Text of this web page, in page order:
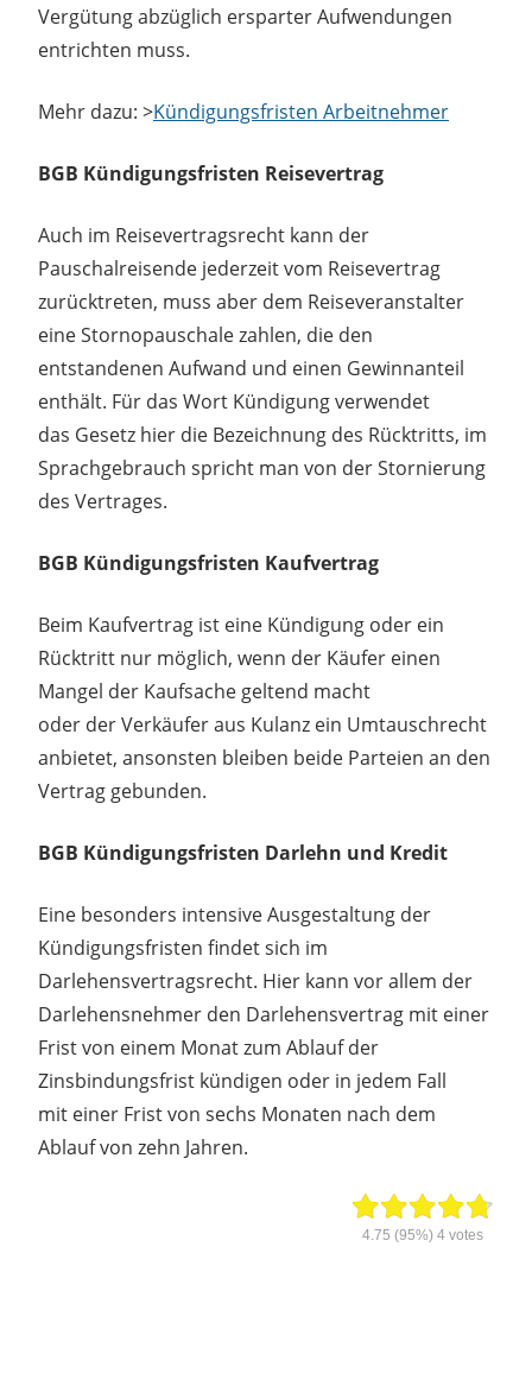
Vergütung abzüglich ersparter Aufwendungen
entrichten muss.
Mehr dazu: >Kündigungsfristen Arbeitnehmer
BGB Kündigungsfristen Reisevertrag
Auch im Reisevertragsrecht kann der
Pauschalreisende jederzeit vom Reisevertrag
zurücktreten, muss aber dem Reiseveranstalter
eine Stornopauschale zahlen, die den
entstandenen Aufwand und einen Gewinnanteil
enthält. Für das Wort Kündigung verwendet
das Gesetz hier die Bezeichnung des Rücktritts, im
Sprachgebrauch spricht man von der Stornierung
des Vertrages.
BGB Kündigungsfristen Kaufvertrag
Beim Kaufvertrag ist eine Kündigung oder ein
Rücktritt nur möglich, wenn der Käufer einen
Mangel der Kaufsache geltend macht
oder der Verkäufer aus Kulanz ein Umtauschrecht
anbietet, ansonsten bleiben beide Parteien an den
Vertrag gebunden.
BGB Kündigungsfristen Darlehn und Kredit
Eine besonders intensive Ausgestaltung der
Kündigungsfristen findet sich im
Darlehensvertragsrecht. Hier kann vor allem der
Darlehensnehmer den Darlehensvertrag mit einer
Frist von einem Monat zum Ablauf der
Zinsbindungsfrist kündigen oder in jedem Fall
mit einer Frist von sechs Monaten nach dem
Ablauf von zehn Jahren.
4.75 (95%) 4 votes